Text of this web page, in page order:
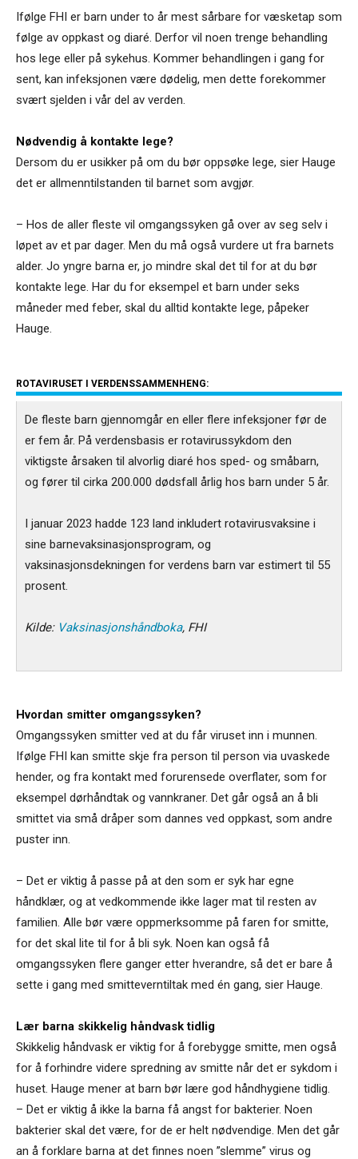
Ifølge FHI er barn under to år mest sårbare for væsketap som
følge av oppkast og diaré. Derfor vil noen trenge behandling
hos lege eller på sykehus. Kommer behandlingen i gang for
sent, kan infeksjonen være dødelig, men dette forekommer
svært sjelden i vår del av verden.
Nødvendig å kontakte lege?
Dersom du er usikker på om du bør oppsøke lege, sier Hauge
det er allmenntilstanden til barnet som avgjør.
– Hos de aller fleste vil omgangssyken gå over av seg selv i
løpet av et par dager. Men du må også vurdere ut fra barnets
alder. Jo yngre barna er, jo mindre skal det til for at du bør
kontakte lege. Har du for eksempel et barn under seks
måneder med feber, skal du alltid kontakte lege, påpeker
Hauge.
ROTAVIRUSET I VERDENSSAMMENHENG:
De fleste barn gjennomgår en eller flere infeksjoner før de
er fem år. På verdensbasis er rotavirussykdom den
viktigste årsaken til alvorlig diaré hos sped- og småbarn,
og fører til cirka 200.000 dødsfall årlig hos barn under 5 år.
I januar 2023 hadde 123 land inkludert rotavirusvaksine i
sine barnevaksinasjonsprogram, og
vaksinasjonsdekningen for verdens barn var estimert til 55
prosent.
Kilde: Vaksinasjonshåndboka, FHI
Hvordan smitter omgangssyken?
Omgangssyken smitter ved at du får viruset inn i munnen.
Ifølge FHI kan smitte skje fra person til person via uvaskede
hender, og fra kontakt med forurensede overflater, som for
eksempel dørhåndtak og vannkraner. Det går også an å bli
smittet via små dråper som dannes ved oppkast, som andre
puster inn.
– Det er viktig å passe på at den som er syk har egne
håndklær, og at vedkommende ikke lager mat til resten av
familien. Alle bør være oppmerksomme på faren for smitte,
for det skal lite til for å bli syk. Noen kan også få
omgangssyken flere ganger etter hverandre, så det er bare å
sette i gang med smitteverntiltak med én gang, sier Hauge.
Lær barna skikkelig håndvask tidlig
Skikkelig håndvask er viktig for å forebygge smitte, men også
for å forhindre videre spredning av smitte når det er sykdom i
huset. Hauge mener at barn bør lære god håndhygiene tidlig.
– Det er viktig å ikke la barna få angst for bakterier. Noen
bakterier skal det være, for de er helt nødvendige. Men det går
an å forklare barna at det finnes noen ”slemme” virus og